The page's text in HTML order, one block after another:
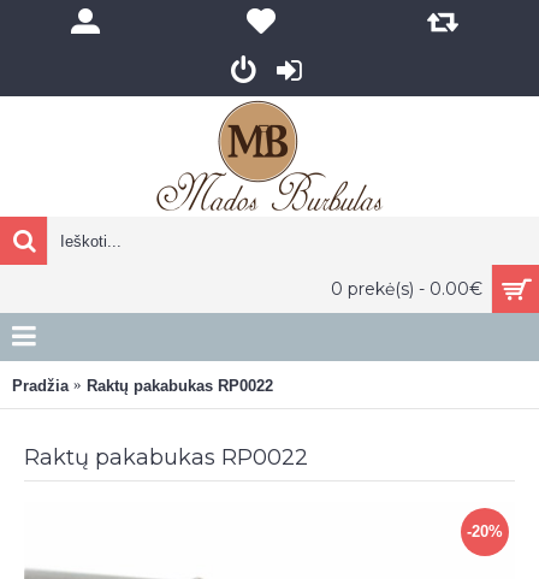
0 prekė(s) - 0.00€
Pradžia Raktų pakabukas RP0022
Raktų pakabukas RP0022
-20%